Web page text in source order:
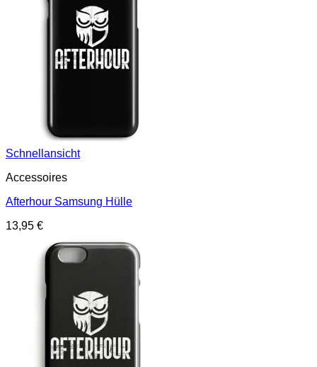
Schnellansicht
Accessoires
Afterhour Samsung Hülle
13,95 €